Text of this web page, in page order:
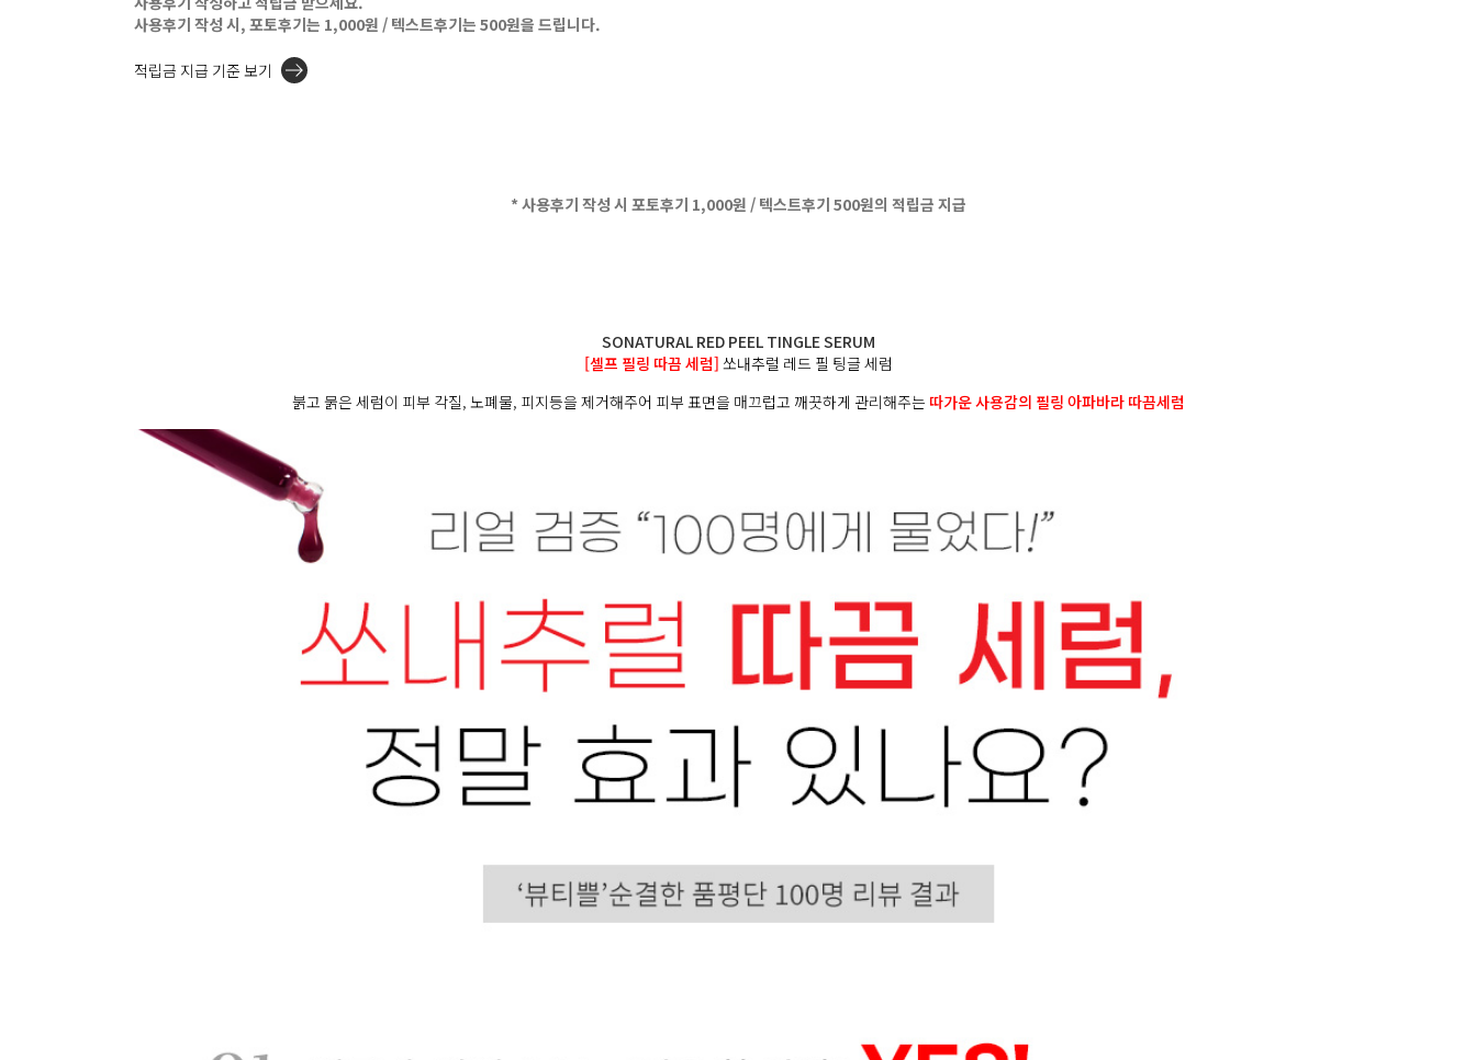
사용후기 작성 시, 포토후기는 1,000원 / 텍스트후기는 500원을 드립니다.
적립금 지급 기준 보기
* 사용후기 작성 시 포토후기 1,000원 / 텍스트후기 500원의 적립금 지급
SONATURAL RED PEEL TINGLE SERUM
[셀프 필링 따끔 세럼] 쏘내추럴 레드 필 팅글 세럼
붉고 묽은 세럼이 피부 각질, 노폐물, 피지등을 제거해주어 피부 표면을 매끄럽고 깨끗하게 관리해주는 따가운 사용감의 필링 아파바라 따끔세럼